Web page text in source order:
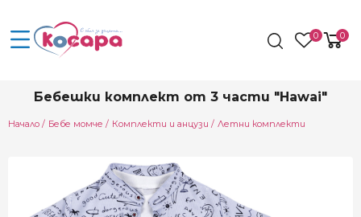
0 0
Бебешки комплект от 3 части "Hawai"
Начало Бебе момче Комплекти и анцузи Летни комплекти